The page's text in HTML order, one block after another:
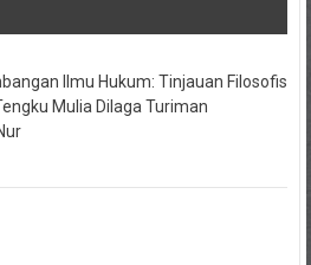
Ilmu Hukum: Tinjauan Filosofis
Mulia Dilaga Turiman